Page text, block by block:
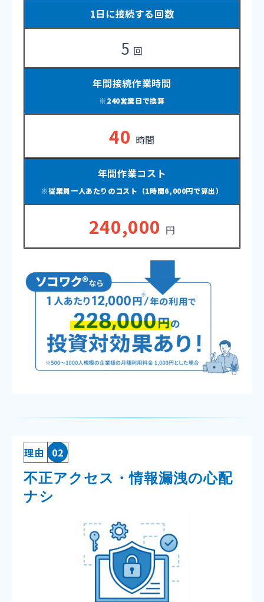
1日に接続する回数
5 回
年間接続作業時間
※240営業日で換算
40 時間
年間作業コスト
※従業員一人あたりのコスト（1時間6,000円で算出）
240,000 円
理由 02
不正アクセス・情報漏洩の心配
ナシ